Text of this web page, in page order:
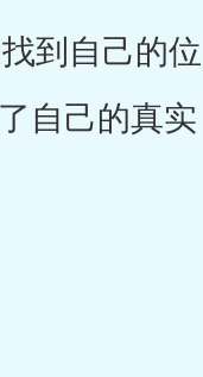
到自己的位
自己的真实